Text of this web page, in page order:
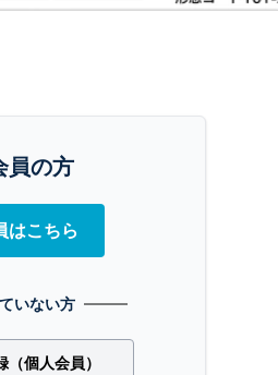
員の方
はこちら
いない方
個人会員）